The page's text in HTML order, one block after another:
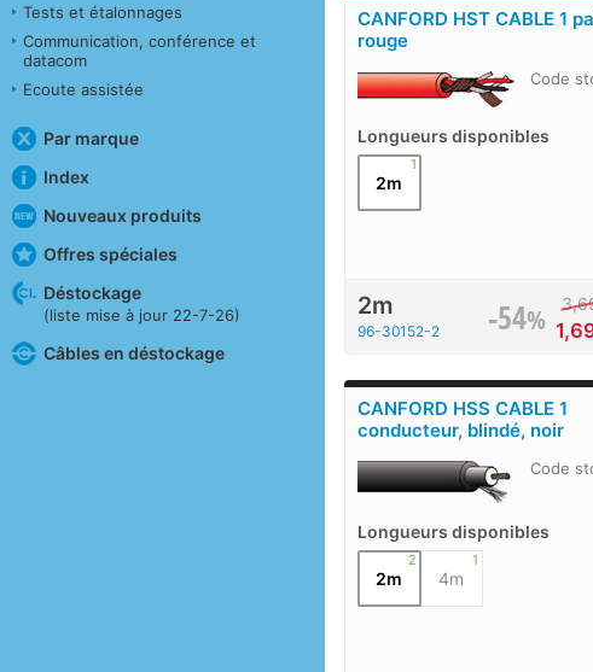
Tests et étalonnages
Communication, conférence et
datacom
Ecoute assistée
Par marque
Index
Nouveaux produits
Offres spéciales
Déstockage
(liste mise à jour 22-7-26)
Câbles en déstockage
CANFORD HST CABLE 1
rouge
Code
Longueurs disponibles
1
2m
2m
96-30152-2 -54%
CANFORD HSS CABLE 1
conducteur, blindé, noir
Code
Longueurs disponibles
2
2m
1
4m